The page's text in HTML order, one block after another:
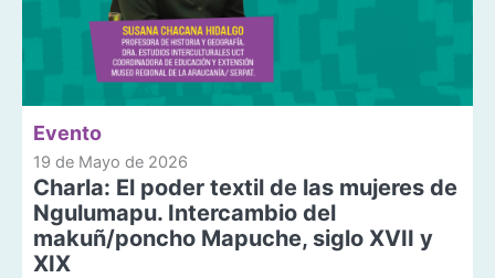
Evento
19 de Mayo de 2026
Charla: El poder textil de las mujeres de
Ngulumapu. Intercambio del
makuñ/poncho Mapuche, siglo XVII y
XIX